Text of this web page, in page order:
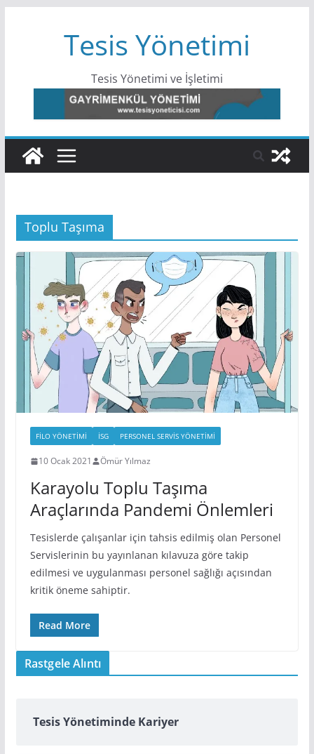
Tesis Yönetimi
Tesis Yönetimi ve İşletimi
Toplu Taşıma
FILO YÖNETIMI İSG PERSONEL SERVIS YÖNETIMI
10 Ocak 2021 Ömür Yılmaz
Karayolu Toplu Taşıma
Araçlarında Pandemi Önlemleri
Tesislerde çalışanlar için tahsis edilmiş olan Personel
Servislerinin bu yayınlanan kılavuza göre takip
edilmesi ve uygulanması personel sağlığı açısından
kritik öneme sahiptir.
Read More
Rastgele Alıntı
Tesis Yönetiminde Kariyer